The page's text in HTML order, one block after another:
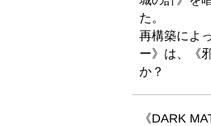
た。
再構築によ
ー》は、《
か？
《DARK